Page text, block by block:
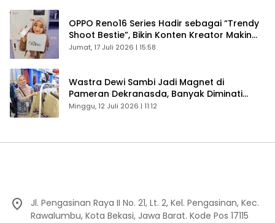
OPPO Reno16 Series Hadir sebagai “Trendy
Shoot Bestie”, Bikin Konten Kreator Makin
Betah
Jumat, 17 Juli 2026 | 15:58
Wastra Dewi Sambi Jadi Magnet di
Pameran Dekranasda, Banyak Diminati
Pengunjung
Minggu, 12 Juli 2026 | 11:12
Jl. Pengasinan Raya II No. 21, Lt. 2, Kel. Pengasinan, Kec.
Rawalumbu, Kota Bekasi, Jawa Barat. Kode Pos 17115